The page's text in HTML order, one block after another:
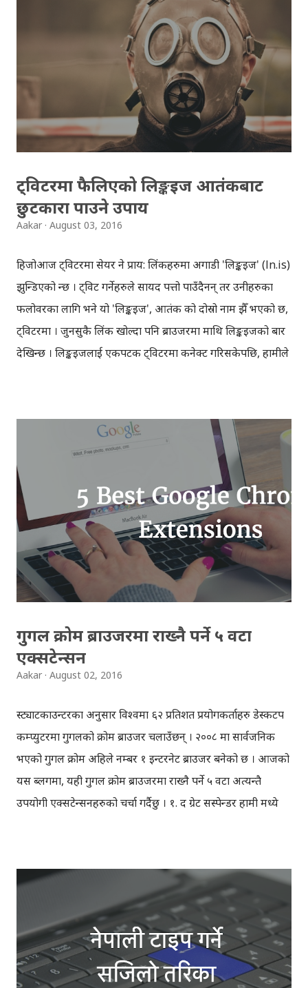
सजिलोसँग जान्न सकिने, घुम्न सकिने कुरा गुगल म्यापले आफ्नो ब्लगमा
उल्लेख गरेको छ। गुगल म्यापमा विश्वका केही चर्चित ठाउँहरु थ्रिडीमा
समेटिएकाछन् । यसैको निरन्तरता स्वरुप सगरमाथा तथा आसपासका
क्षेत्रहरु बारे थ्रिडीमा सहज रुपमा जानकारी दिने उदेश्यले, यो एप
बनाइएको हो । सन् २०१३ मा गुगलले सगरमाथा क्षेत्रको ३६० डिग्री
तस्विरहरु गुगल म्यापमा सार्वजनिक गरेको थियो भने गत वर्ष गुगल
स्ट्रिट भ्युमा सगरमाथ...
ट्विटरमा फैलिएको लिङ्कइज आतंकबाट
छुटकारा पाउने उपाय
Aakar August 03, 2016
हिजोआज ट्विटरमा सेयर हुने प्राय: लिंकहरुमा अगाडी 'लिङ्कइज' (ln.is)
झुन्डिएको हुन्छ । ट्विट गर्नेहरुले सायद पत्तो पाउँदैनन् तर उनीहरुका
फलोवरका लागि भने यो 'लिङ्कइज', आतंक को दोस्रो नाम झैँ भएको छ,
ट्विटरमा । जुनसुकै लिंक खोल्दा पनि ब्राउजरमा माथि लिङ्कइजको बार
देखिन्छ । लिङ्कइजलाई एकपटक ट्विटरमा कनेक्ट गरिसकेपछि, हामीले
अटोमेटिक रुपमा लिङ्कइजमा परिवर्तन भइरहेकाछन् भने ट्विटरको
सेटिङबाट एपमा जानुहोस् (ट्विटर एप सेटिङ, मोबाइलमा उपलब्ध छैन,
अत: तपाईले ल्यापटप/कम्प्युटरबाट ट्विटरको एप सेटिङमा
जानुपर्नेहुन्छ)। लिङ्कइजले आफ्नो एपको नाम परिवर्तन गरेर 'बुस्ट योर
सेल्फ प्रमोशन' (Boost your self-promotion) नाम राखेको छ,
अत: ट्विटरको एप सेटिङमा 'बुस्ट योर सेल्फ प्रमोशन' भन्ने एप
खोज्नुहोस् र त्यसको छेउमा रहेको 'रिभोक एक्सस' (Revoke
Access) बटन क्लिक गर्नुहोस् । यति गरेपछि तपाईको ट्विट
लिङ्कइजबाट मुक्त हुन्छ। Go to Twitter...
गुगल क्रोम ब्राउजरमा राख्नै पर्ने ५ वटा
एक्सटेन्सन
Aakar August 02, 2016
स्ट्याटकाउन्टरका अनुसार विश्वमा ६२ प्रतिशत प्रयोगकर्ताहरु डेस्कटप
कम्प्युटरमा गुगलको क्रोम ब्राउजर चलाउँछन् । २००८ मा सार्वजनिक
भएको गुगल क्रोम अहिले नम्बर १ इन्टरनेट ब्राउजर बनेको छ । आजको
यस ब्लगमा, यही गुगल क्रोम ब्राउजरमा राख्नै पर्ने ५ वटा अत्यन्तै
उपयोगी एक्सटेन्सनहरुको चर्चा गर्दैछु । १. द ग्रेट सस्पेन्डर हामी मध्ये
समेत प्रस्ट देखिन्न । कुनै बेला त हाम्रो ट्याबमा दर्जनौँ साइटहरु एक डेढ
महिनासम्म पनि बसिरहन्छ, तर फेरि फर्केर त्यो ट्याब/साइट हेर्दैनौ।
क्रोममा धेरै ट्याब खोल्दा, ट्याबले कम्प्युटरको धेरै प्रोसेसिङ पावर,
मेमोरी आदि खाइदिन्छ । फलस्वरुप ब्राउजर ह्याङ्ग हुने, कम्प्युटर 'स्लो' हुने
गर्छ । 'द ग्रेट सस्पेन्डर' एक्सटेन्सन प्रयोग गरेर क्रोम ब्राउजर 'क्रयास' हुने,
ह्याङ्ग हुने, कम्प्युटर स्लो हुने आदि समस्याबाट छुटकारा पाउन सकिन्छ ।